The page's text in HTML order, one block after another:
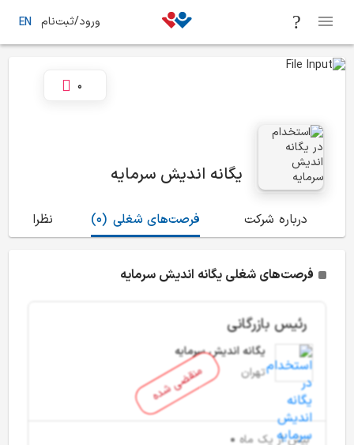
ورود/ثبت‌نام EN
یگانه اندیش سرمایه
0
درباره شرکت (0) فرصت‌های شغلی نظرات
فرصت‌های شغلی یگانه اندیش سرمایه
منقضی شده
رئیس بازرگانی
یگانه اندیش سرمایه
تهران
بیش از یک ماه